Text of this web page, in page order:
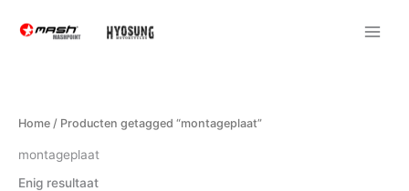
naar
Home / Producten getagged “montageplaat”
montageplaat
Enig resultaat